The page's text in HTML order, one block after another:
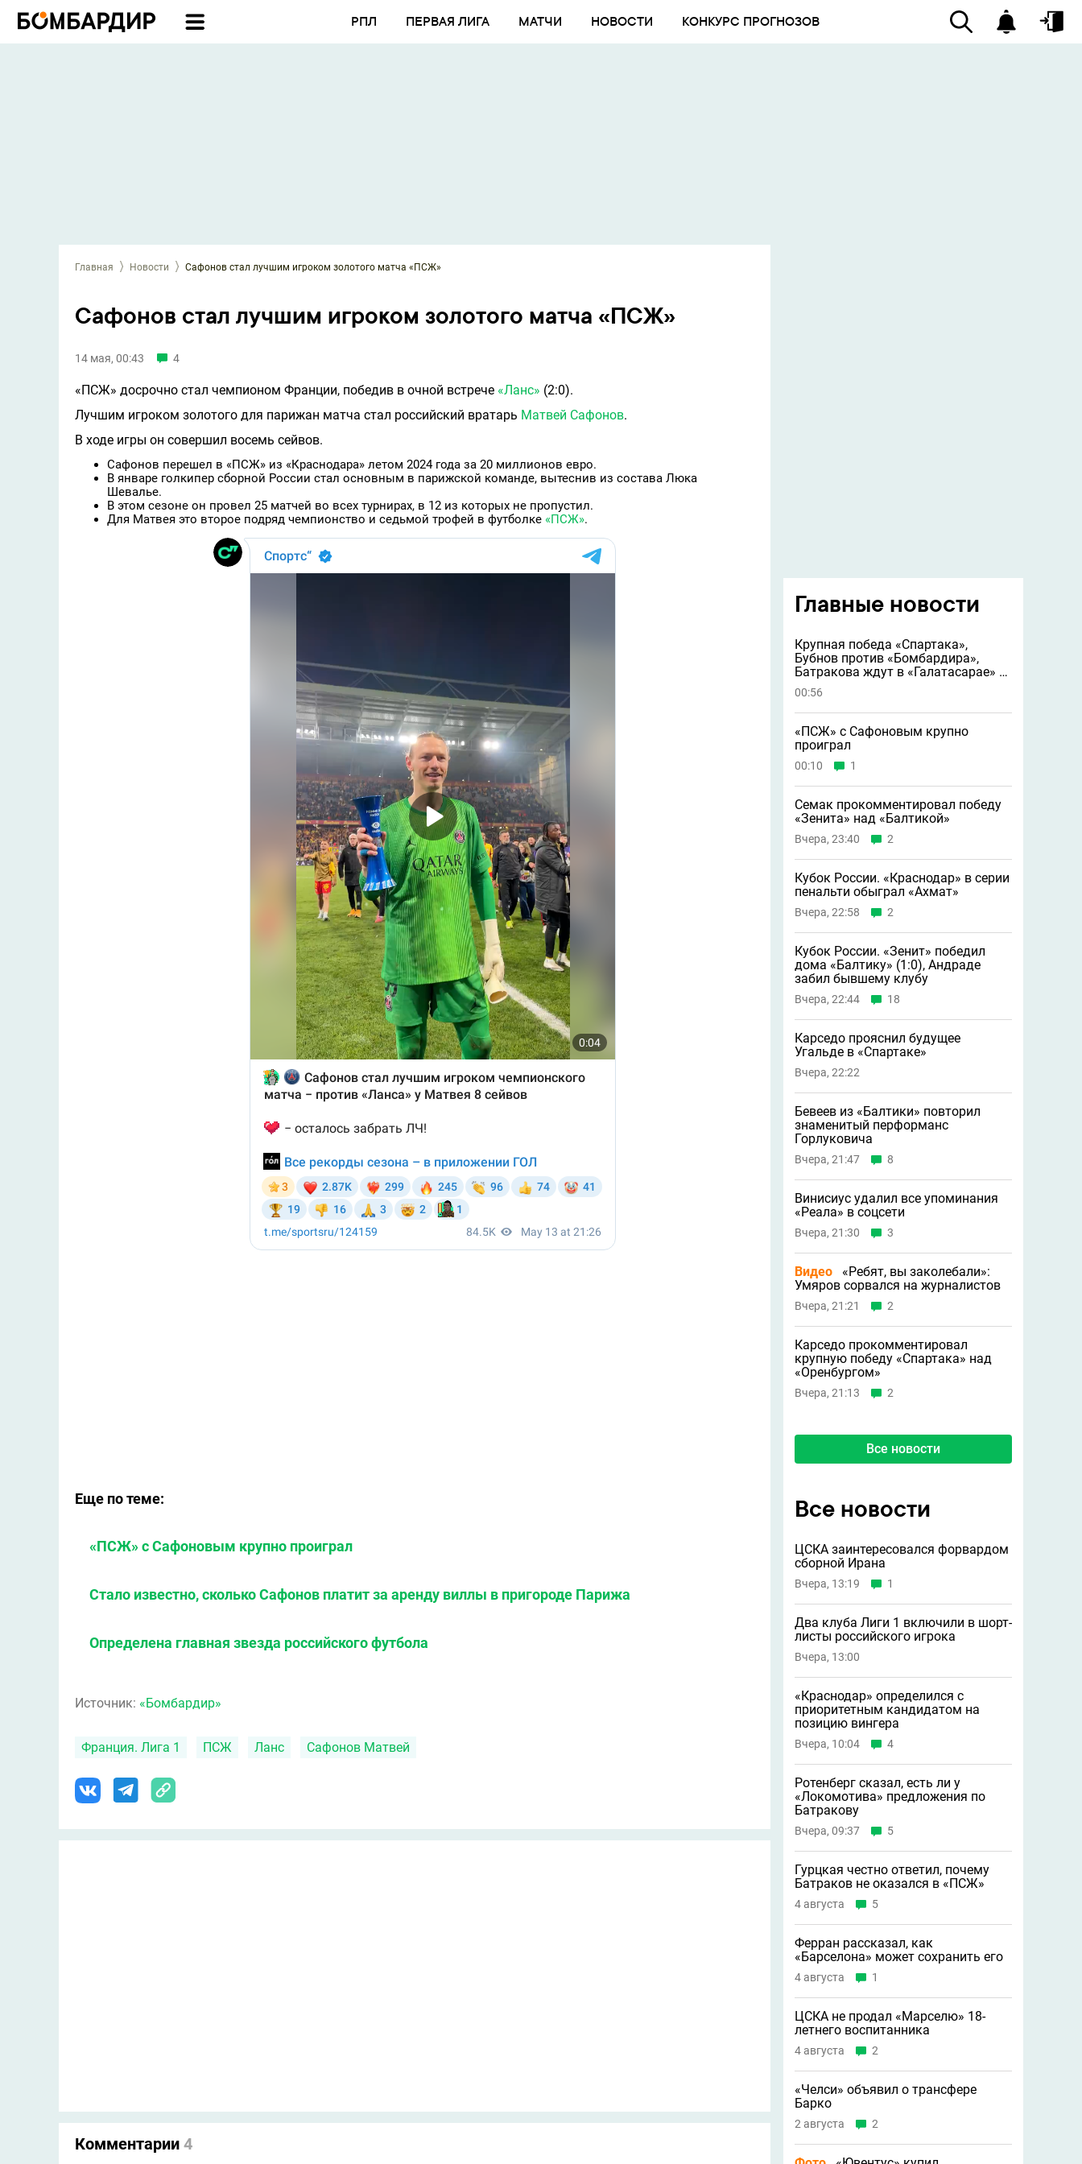
РПЛ ПЕРВАЯ ЛИГА МАТЧИ НОВОСТИ КОНКУРС ПРОГНОЗОВ
Главная Новости Сафонов стал лучшим игроком золотого матча «ПСЖ»
Сафонов стал лучшим игроком золотого матча «ПСЖ»
14 мая, 00:43 4
«ПСЖ» досрочно стал чемпионом Франции, победив в очной встрече «Ланс» (2:0).
Лучшим игроком золотого для парижан матча стал российский вратарь Матвей Сафонов.
В ходе игры он совершил восемь сейвов.
Сафонов перешел в «ПСЖ» из «Краснодара» летом 2024 года за 20 миллионов евро.
В январе голкипер сборной России стал основным в парижской команде, вытеснив из состава Люка
Шевалье.
В этом сезоне он провел 25 матчей во всех турнирах, в 12 из которых не пропустил.
Для Матвея это второе подряд чемпионство и седьмой трофей в футболке «ПСЖ».
Еще по теме:
«ПСЖ» с Сафоновым крупно проиграл
Стало известно, сколько Сафонов платит за аренду виллы в пригороде Парижа
Определена главная звезда российского футбола
Источник: «Бомбардир»
Франция. Лига 1 ПСЖ Ланс Сафонов Матвей
Комментарии 4
Главные новости
Крупная победа «Спартака»,
Бубнов против «Бомбардира»,
Батракова ждут в «Галатасарае» и
другие новости
00:56
«ПСЖ» с Сафоновым крупно
проиграл
00:10 1
Семак прокомментировал победу
«Зенита» над «Балтикой»
Вчера, 23:40 2
Кубок России. «Краснодар» в серии
пенальти обыграл «Ахмат»
Вчера, 22:58 2
Кубок России. «Зенит» победил
дома «Балтику» (1:0), Андраде
забил бывшему клубу
Вчера, 22:44 18
Карседо прояснил будущее
Угальде в «Спартаке»
Вчера, 22:22
Бевеев из «Балтики» повторил
знаменитый перформанс
Горлуковича
Вчера, 21:47 8
Винисиус удалил все упоминания
«Реала» в соцсети
Вчера, 21:30 3
Видео
«Ребят, вы заколебали»:
Умяров сорвался на журналистов
Вчера, 21:21 2
Карседо прокомментировал
крупную победу «Спартака» над
«Оренбургом»
Вчера, 21:13 2
Все новости
Все новости
ЦСКА заинтересовался форвардом
сборной Ирана
Вчера, 13:19 1
Два клуба Лиги 1 включили в шорт-
листы российского игрока
Вчера, 13:00
«Краснодар» определился с
приоритетным кандидатом на
позицию вингера
Вчера, 10:04 4
Ротенберг сказал, есть ли у
«Локомотива» предложения по
Батракову
Вчера, 09:37 5
Гурцкая честно ответил, почему
Батраков не оказался в «ПСЖ»
4 августа 5
Ферран рассказал, как
«Барселона» может сохранить его
4 августа 1
ЦСКА не продал «Марселю» 18-
летнего воспитанника
4 августа 2
«Челси» объявил о трансфере
Барко
2 августа 2